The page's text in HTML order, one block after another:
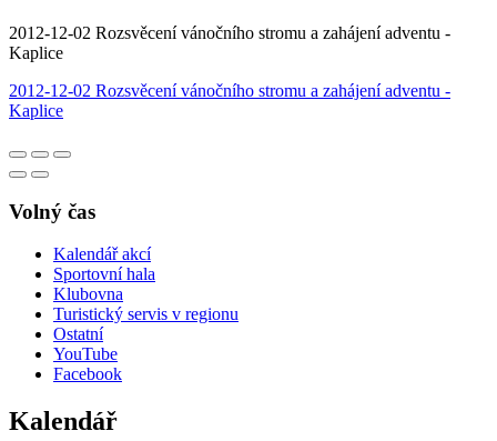
2012-12-02 Rozsvěcení vánočního stromu a zahájení adventu -
Kaplice
2012-12-02 Rozsvěcení vánočního stromu a zahájení adventu -
Kaplice
Volný čas
Kalendář akcí
Sportovní hala
Klubovna
Turistický servis v regionu
Ostatní
YouTube
Facebook
Kalendář